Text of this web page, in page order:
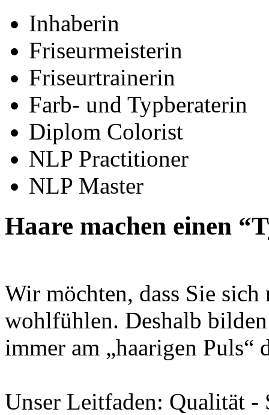
Inhaberin
Friseurmeisterin
Friseurtrainerin
Farb- und Typberaterin
Diplom Colorist
NLP Practitioner
NLP Master
Haare machen einen
Wir möchten, dass Sie
wohlfühlen. Deshalb
immer am „haarigen Puls“
Unser Leitfaden: Qualität -